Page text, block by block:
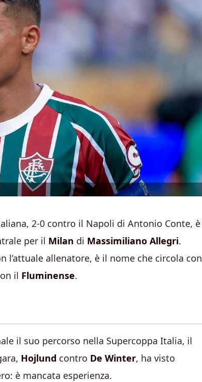
2-0 contro il Napoli di Antonio Conte, è
per il Milan di Massimiliano Allegri.
l’attuale allenatore, è il nome che circola con
il Fluminense.
il suo percorso nella Supercoppa Italia, il
Hojlund contro De Winter, ha visto
è mancata esperienza.